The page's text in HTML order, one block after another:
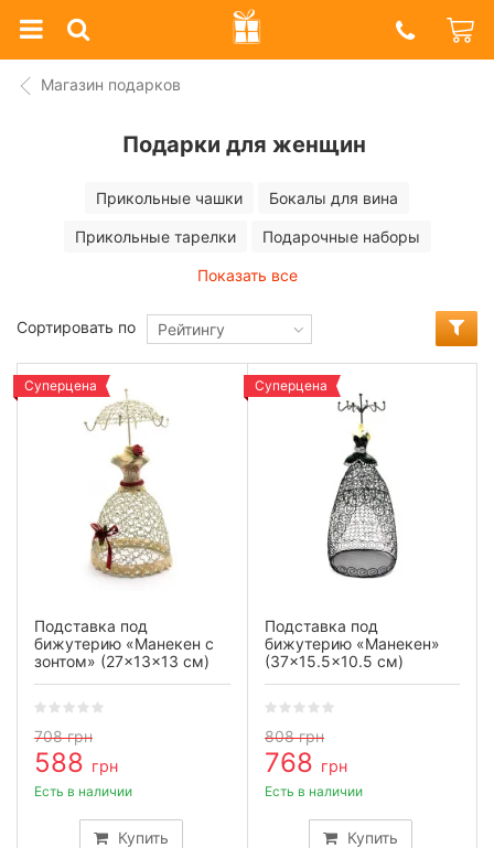
Prazdnik
Shop
Магазин подарков
Подарки для женщин
Прикольные чашки Бокалы для вина
Прикольные тарелки Подарочные наборы
Показать все
Сортировать по Рейтингу
Суперцена
Подставка под
бижутерию «Манекен с
зонтом» (27×13×13 см)
708грн
588 грн
Купить
Есть в наличии
Суперцена
Подставка под
бижутерию «Манекен»
(37×15.5×10.5 см)
808грн
768 грн
Купить
Есть в наличии